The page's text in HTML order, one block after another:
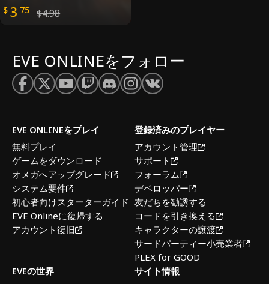
$ 3 75 $4.98
EVE ONLINEをフォロー
EVE ONLINEをプレイ
無料プレイ
ゲームをダウンロード
オメガへアップグレード
システム要件
初心者向けスターターガイド
EVE Onlineに復帰する
アカウント復旧
登録済みのプレイヤー
アカウント管理
サポート
フォーラム
デベロッパー
友だちを勧誘する
コードを引き換える
キャラクターの譲渡
サードパーティー小売業者
PLEX for GOOD
EVEの世界
サイト情報